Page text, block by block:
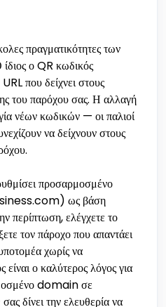
πραγματικότητες των
ο QR κωδικός
που δείχνει στους
του παρόχου σας. Η αλλαγή
νέων κωδικών — οι παλιοί
να δείχνουν στους
προσαρμοσμένο
ως βάση
περίπτωση, ελέγχετε το
τον πάροχο που απαντάει
χωρίς να
ο καλύτερος λόγος για
domain σε
δίνει την ελευθερία να